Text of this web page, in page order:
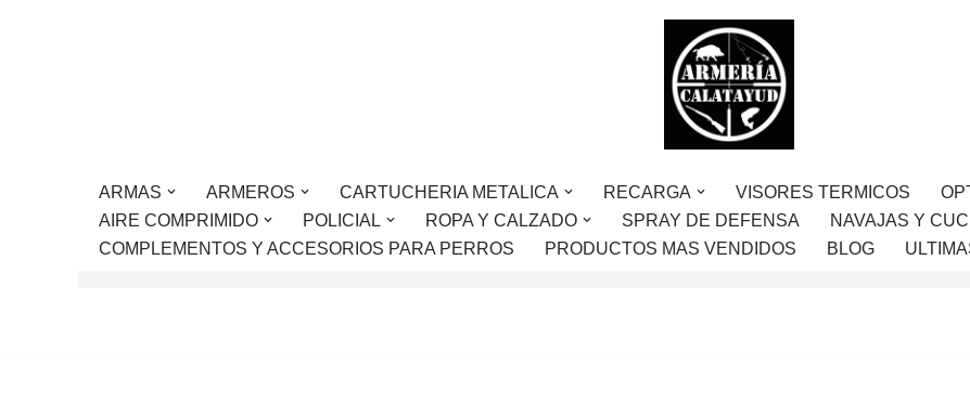
ARMAS ARMEROS CARTUCHERIA METALICA RECARGA VISORES TERMICOS
AIRE COMPRIMIDO
POLICIAL ROPA Y CALZADO SPRAY DE DEFENSA NAVAJAS Y
COMPLEMENTOS Y ACCESORIOS PARA PERROS
PRODUCTOS MAS VENDIDOS BLOG